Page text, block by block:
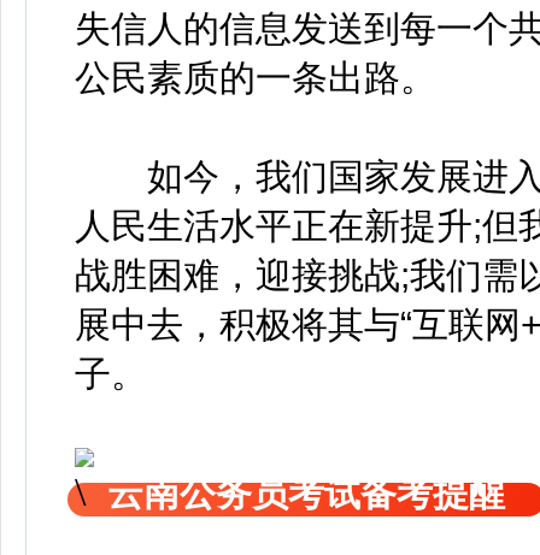
失信人的信息发送到每一个
公民素质的一条出路。
如今，我们国家发展进入
人民生活水平正在新提升;
战胜困难，迎接挑战;我们需
展中去，积极将其与“互联
子。
云南公务员考试备考提醒